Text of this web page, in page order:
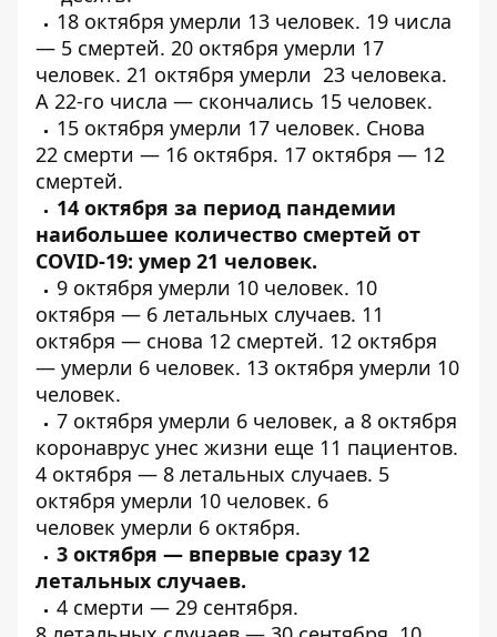
18 октября умерли 13 человек. 19 числа
— 5 смертей. 20 октября умерли 17
человек. 21 октября умерли 23 человека.
А 22-го числа — скончались 15 человек.
15 октября умерли 17 человек. Снова
22 смерти — 16 октября. 17 октября — 12
смертей.
14 октября за период пандемии
наибольшее количество смертей от
COVID-19: умер 21 человек.
9 октября умерли 10 человек. 10
октября — 6 летальных случаев. 11
октября — снова 12 смертей. 12 октября
— умерли 6 человек. 13 октября умерли 10
человек.
7 октября умерли 6 человек, а 8 октября
коронаврус унес жизни еще 11 пациентов.
4 октября — 8 летальных случаев. 5
октября умерли 10 человек. 6
человек умерли 6 октября.
3 октября — впервые сразу 12
летальных случаев.
4 смерти — 29 сентября.